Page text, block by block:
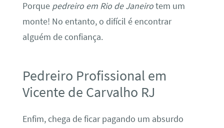
Porque pedreiro em Rio de Janeirotem um
monte! No entanto, o difícil é encontrar
alguém de confiança.
Pedreiro Profissional em
Vicente de Carvalho RJ
Enfim, chega de ficar pagando um absurdo